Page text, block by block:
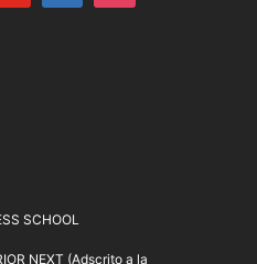
SCHOOL
NEXT (Adscrito a la